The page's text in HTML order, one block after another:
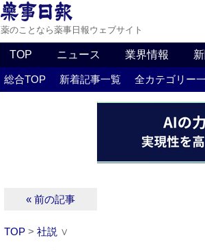
薬のことなら薬事日報ウェブサイト
TOP ニュース 業界情報
総合TOP 新着記事一覧 全カテゴリー
« 前の記事
TOP > 社説 ∨